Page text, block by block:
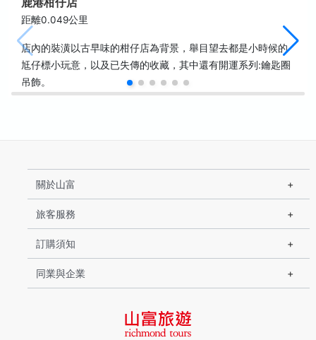
距離0.049公里
店內的裝潢以古早味的柑仔店為背景，舉目望去都是小時候的
尪仔標小玩意，以及已失傳的收藏，其中還有開運系列:鑰匙圈
吊飾。
關於山富
旅客服務
訂購須知
同業與企業